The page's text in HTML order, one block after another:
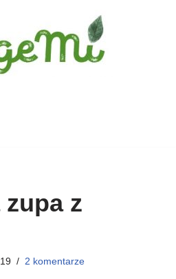
z
2 komentarze